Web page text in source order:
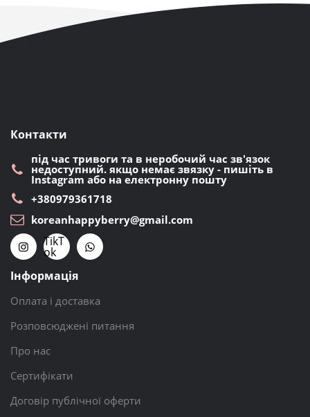
Контакти
під час тривоги та в неробочий час зв'язок
недоступний. якщо немає звязку - пишіть в
Instagram або на електронну пошту
+380979361718
koreanhappyberry@gmail.com
TikT
ok
Інформація
Оплата і доставка
Розповсюджені питання
Про нас
Сертифікати
Договір публічної оферти